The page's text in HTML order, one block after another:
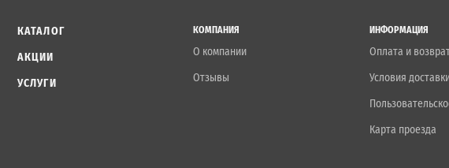
КАТАЛОГ
АКЦИИ
УСЛУГИ
КОМПАНИЯ
О компании
Отзывы
ИНФОРМАЦИЯ
Оплата и
Условия
Карта проезда